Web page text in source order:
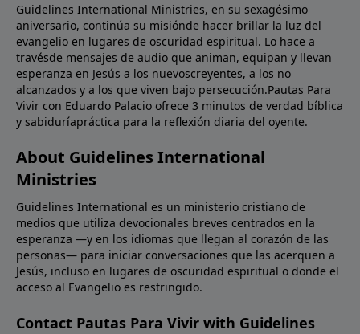
Guidelines International Ministries, en su sexagésimo
aniversario, continúa su misiónde hacer brillar la luz del
evangelio en lugares de oscuridad espiritual. Lo hace a
travésde mensajes de audio que animan, equipan y llevan
esperanza en Jesús a los nuevoscreyentes, a los no
alcanzados y a los que viven bajo persecución.Pautas Para
Vivir con Eduardo Palacio ofrece 3 minutos de verdad bíblica
y sabiduríapráctica para la reflexión diaria del oyente.
About Guidelines International
Ministries
Guidelines International es un ministerio cristiano de
medios que utiliza devocionales breves centrados en la
esperanza —y en los idiomas que llegan al corazón de las
personas— para iniciar conversaciones que las acerquen a
Jesús, incluso en lugares de oscuridad espiritual o donde el
acceso al Evangelio es restringido.
Contact Pautas Para Vivir with Guidelines